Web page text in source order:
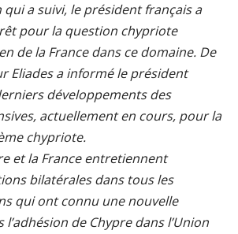
qui a suivi, le président français a
pour la question chypriote
de la France dans ce domaine. De
Eliades a informé le président
développements des
actuellement en cours, pour la
chypriote.
et la France entretiennent
bilatérales dans tous les
qui ont connu une nouvelle
de Chypre dans l’Union